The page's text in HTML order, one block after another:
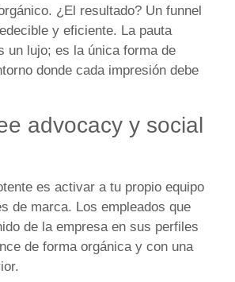
¿El resultado? Un funnel
y eficiente. La pauta
un lujo; es la única forma de
donde cada impresión debe
advocacy y social
es activar a tu propio equipo
de marca. Los empleados que
de la empresa en sus perfiles
de forma orgánica y con una